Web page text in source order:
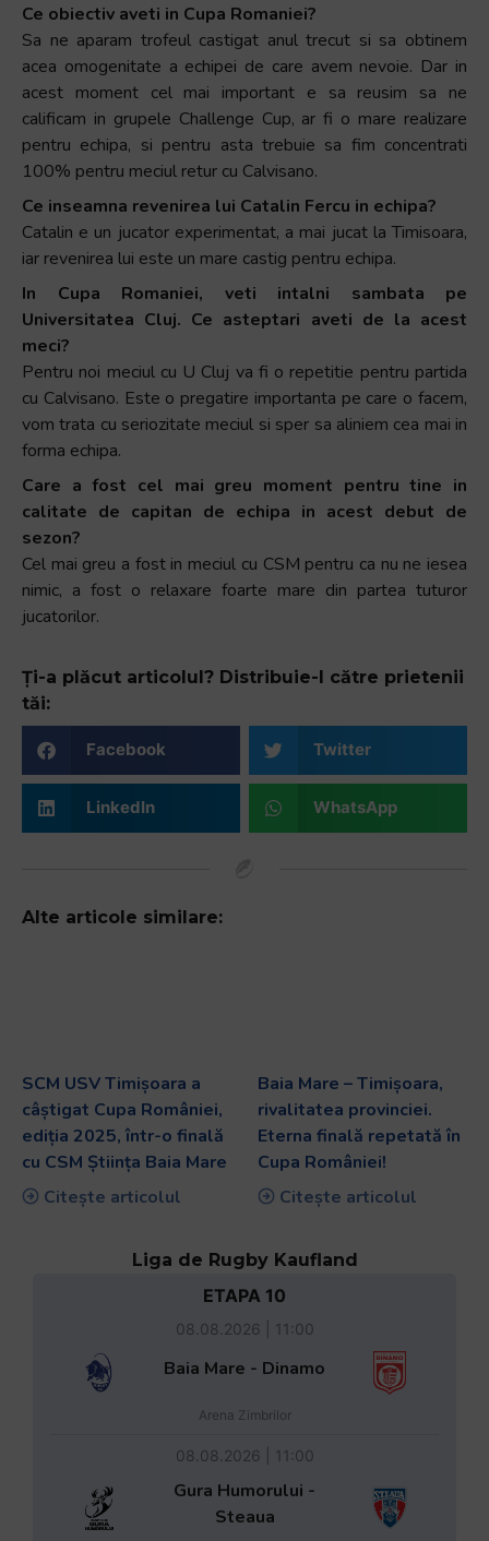
Ce obiectiv aveti in Cupa Romaniei?
Sa ne aparam trofeul castigat anul trecut si sa obtinem
acea omogenitate a echipei de care avem nevoie. Dar in
acest moment cel mai important e sa reusim sa ne
calificam in grupele Challenge Cup, ar fi o mare realizare
pentru echipa, si pentru asta trebuie sa fim concentrati
100% pentru meciul retur cu Calvisano.
Ce inseamna revenirea lui Catalin Fercu in echipa?
Catalin e un jucator experimentat, a mai jucat la Timisoara,
iar revenirea lui este un mare castig pentru echipa.
In Cupa Romaniei, veti intalni sambata pe
Universitatea Cluj. Ce asteptari aveti de la acest
meci?
Pentru noi meciul cu U Cluj va fi o repetitie pentru partida
cu Calvisano. Este o pregatire importanta pe care o facem,
vom trata cu seriozitate meciul si sper sa aliniem cea mai in
forma echipa.
Care a fost cel mai greu moment pentru tine in
calitate de capitan de echipa in acest debut de
sezon?
Cel mai greu a fost in meciul cu CSM pentru ca nu ne iesea
nimic, a fost o relaxare foarte mare din partea tuturor
jucatorilor.
Ți-a plăcut articolul? Distribuie-l către prietenii
tăi:
Facebook Twitter
LinkedIn WhatsApp
Alte articole similare:
SCM USV Timișoara a
câștigat Cupa României,
ediția 2025, într-o finală
cu CSM Știința Baia Mare
Citește articolul
Baia Mare – Timișoara,
rivalitatea provinciei.
Eterna finală repetată în
Cupa României!
Citește articolul
Liga de Rugby Kaufland
ETAPA 10
08.08.2026 | 11:00
Baia Mare - Dinamo
Arena Zimbrilor
08.08.2026 | 11:00
Gura Humorului -
Steaua